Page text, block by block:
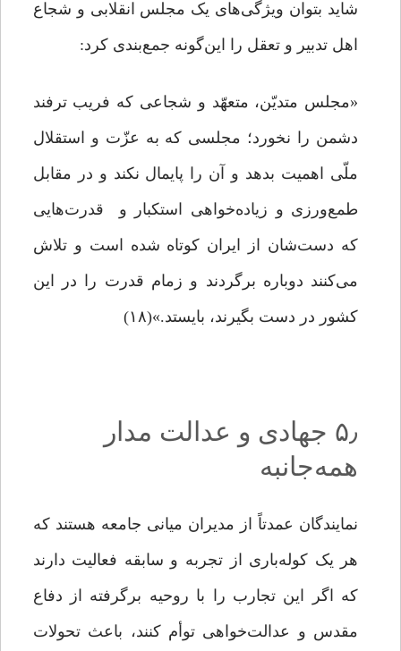
شاید بتوان ویژگی‌های یک مجلس انقلابی و شجاع
اهل تدبیر و تعقل را این‌گونه جمع‌بندی کرد:
«مجلس متدیّن، متعهّد و شجاعی که فریب ترفند
دشمن را نخورد؛ مجلسی که به عزّت و استقلال
ملّی اهمیت بدهد و آن را پایمال نکند و در مقابل
طمع‌ورزی و زیاده‌خواهی استکبار و قدرت‌هایی
که دست‌شان از ایران کوتاه شده است و تلاش
می‌کنند دوباره برگردند و زمام قدرت را در این
کشور در دست بگیرند، بایستد.»(۱۸)
۵٫ جهادی و عدالت مدار
همه‌جانبه
نمایندگان عمدتاً از مدیران میانی جامعه هستند که
هر یک کوله‌باری از تجربه و سابقه فعالیت دارند
که اگر این تجارب را با روحیه برگرفته از دفاع
مقدس و عدالت‌خواهی توأم کنند، باعث تحولات